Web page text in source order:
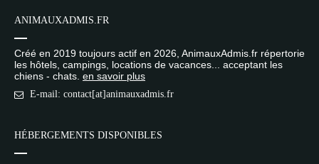
ANIMAUXADMIS.FR
Créé en 2019 toujours actif en 2026, AnimauxAdmis.fr répertorie
les hôtels, campings, locations de vacances... acceptant les
chiens - chats. en savoir plus
E-mail: contact[at]animauxadmis.fr
HÉBERGEMENTS DISPONIBLES